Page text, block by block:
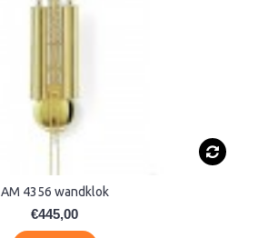
AM 4356 wandklok
€445,00